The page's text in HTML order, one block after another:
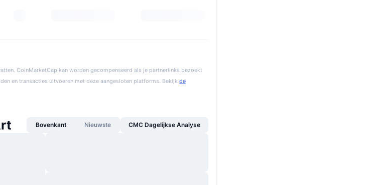
CoinMarketCap kan worden gecompenseerd als je partnerlinks bezoekt
en transacties uitvoeren met deze aangesloten platforms. Bekijk de
Bovenkant Nieuwste CMC Dagelijkse Analyse